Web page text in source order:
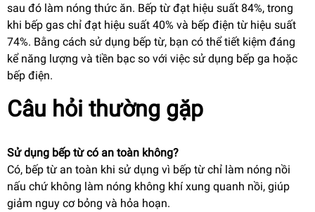
sau đó làm nóng thức ăn. Bếp từ đạt hiệu suất 84%, trong
khi bếp gas chỉ đạt hiệu suất 40% và bếp điện từ hiệu suất
74%. Bằng cách sử dụng bếp từ, bạn có thể tiết kiệm đáng
kể năng lượng và tiền bạc so với việc sử dụng bếp ga hoặc
bếp điện.
Câu hỏi thường gặp
Sử dụng bếp từ có an toàn không?
Có, bếp từ an toàn khi sử dụng vì bếp từ chỉ làm nóng nồi
nấu chứ không làm nóng không khí xung quanh nồi, giúp
giảm nguy cơ bỏng và hỏa hoạn.